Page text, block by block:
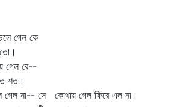
গেল কে
গেল রে--
শত।
না-- সে কোথায় গেল ফিরে এল না।